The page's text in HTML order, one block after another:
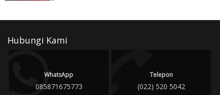
Hubungi Kami
WhatsApp
085871675773
Telepon
(022) 520 5042